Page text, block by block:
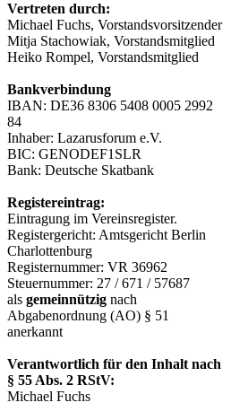
Vertreten durch:
Michael Fuchs, Vorstandsvorsitzender
Mitja Stachowiak, Vorstandsmitglied
Heiko Rompel, Vorstandsmitglied
Bankverbindung
IBAN: DE36 8306 5408 0005 2992
84
Inhaber: Lazarusforum e.V.
BIC: GENODEF1SLR
Bank: Deutsche Skatbank
Registereintrag:
Eintragung im Vereinsregister.
Registergericht: Amtsgericht Berlin
Charlottenburg
Registernummer: VR 36962
Steuernummer: 27 / 671 / 57687
als gemeinnützig nach
Abgabenordnung (AO) § 51
anerkannt
Verantwortlich für den Inhalt nach
§ 55 Abs. 2 RStV:
Michael Fuchs